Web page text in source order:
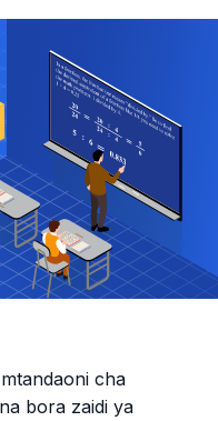
cha
bora zaidi ya